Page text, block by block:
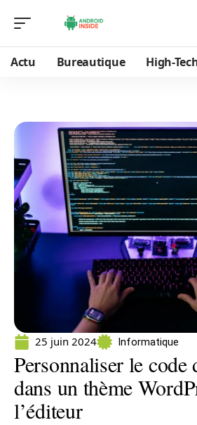
Actu Bureautique High-
25 juin 2024 Informatique
Personnaliser le code
dans un thème
l’éditeur